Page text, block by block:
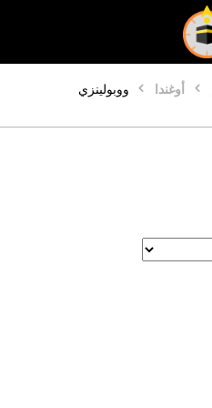
أوغندا ووبولينزي